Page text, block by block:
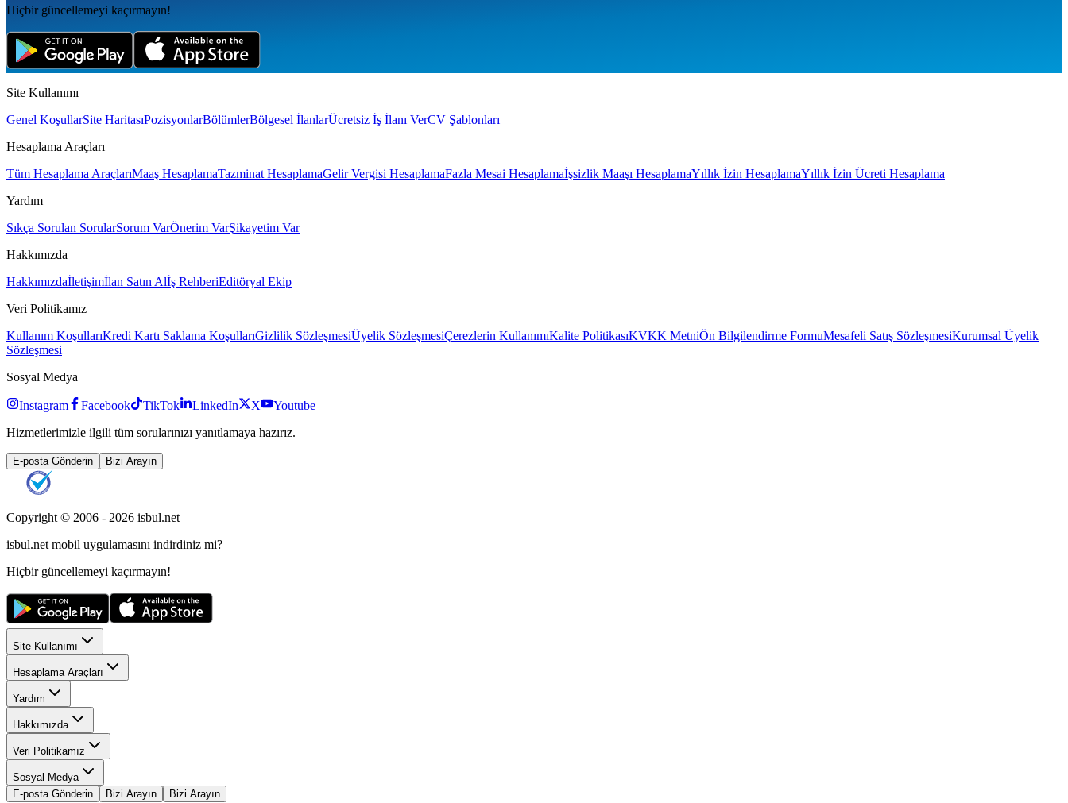
Hiçbir güncellemeyi kaçırmayın!
Site Kullanımı
Genel KoşullarSite HaritasıPozisyonlarBölümlerBölgesel İlanlarÜcretsiz İş İlanı VerCV Şablonları
Hesaplama Araçları
Tüm Hesaplama AraçlarıMaaş HesaplamaTazminat HesaplamaGelir Vergisi HesaplamaFazla Mesai Hesaplamaİşsizlik Maaşı HesaplamaYıllık İzin HesaplamaYıllık İzin Ücreti Hesaplama
Yardım
Sıkça Sorulan SorularSorum VarÖnerim VarŞikayetim Var
Hakkımızda
Hakkımızdaİletişimİlan Satın Alİş RehberiEditöryal Ekip
Veri Politikamız
Kullanım KoşullarıKredi Kartı Saklama KoşullarıGizlilik SözleşmesiÜyelik SözleşmesiÇerezlerin KullanımıKalite PolitikasıKVKK MetniÖn Bilgilendirme FormuMesafeli Satış SözleşmesiKurumsal Üyelik
Sözleşmesi
Sosyal Medya
Instagram Facebook TikTok LinkedIn X
Youtube
Hizmetlerimizle ilgili tüm sorularınızı yanıtlamaya hazırız.
E-posta Gönderin Bizi Arayın
Copyright © 2006 - 2026 isbul.net
isbul.net mobil uygulamasını indirdiniz mi?
Hiçbir güncellemeyi kaçırmayın!
Site Kullanımı
Hesaplama Araçları
Yardım
Hakkımızda
Veri Politikamız
Sosyal Medya
E-posta Gönderin
Bizi Arayın Bizi Arayın